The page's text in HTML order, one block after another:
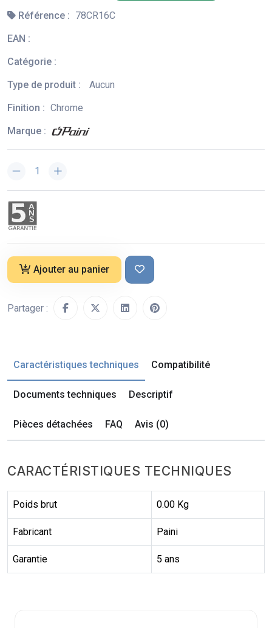
Référence : 78CR16C
EAN :
Catégorie :
Type de produit :
Aucun
Finition : Chrome
Marque :
Ajouter au panier
Partager :
Caractéristiques techniques Compatibilité
Documents techniques Descriptif
Pièces détachées FAQ Avis (0)
CARACTÉRISTIQUES TECHNIQUES
Poids brut 0.00 Kg
Fabricant Paini
Garantie 5 ans